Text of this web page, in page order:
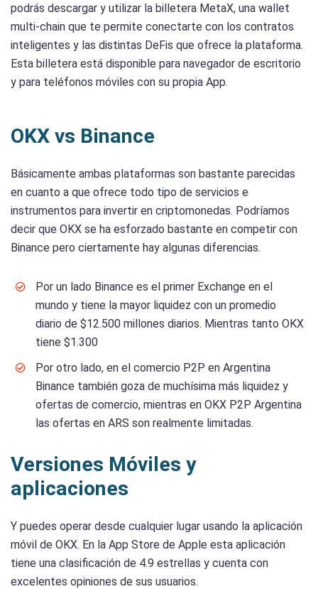
podrás descargar y utilizar la billetera MetaX, una wallet
multi-chain que te permite conectarte con los contratos
inteligentes y las distintas DeFis que ofrece la plataforma.
Esta billetera está disponible para navegador de escritorio
y para teléfonos móviles con su propia App.
OKX vs Binance
Básicamente ambas plataformas son bastante parecidas
en cuanto a que ofrece todo tipo de servicios e
instrumentos para invertir en criptomonedas. Podríamos
decir que OKX se ha esforzado bastante en competir con
Binance pero ciertamente hay algunas diferencias.
Por un lado Binance es el primer Exchange en el
mundo y tiene la mayor liquidez con un promedio
diario de $12.500 millones diarios. Mientras tanto OKX
tiene $1.300
Por otro lado, en el comercio P2P en Argentina
Binance también goza de muchísima más liquidez y
ofertas de comercio, mientras en OKX P2P Argentina
las ofertas en ARS son realmente limitadas.
Versiones Móviles y
aplicaciones
Y puedes operar desde cualquier lugar usando la aplicación
móvil de OKX. En la App Store de Apple esta aplicación
tiene una clasificación de 4.9 estrellas y cuenta con
excelentes opiniones de sus usuarios.